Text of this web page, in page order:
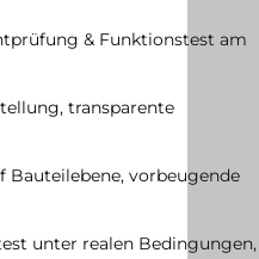
& Funktionstest am
transparente
Bauteilebene, vorbeugende
unter realen Bedingungen,